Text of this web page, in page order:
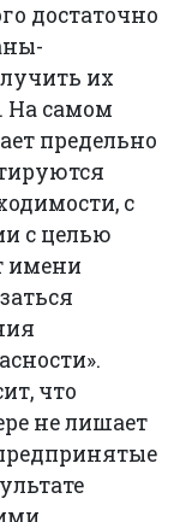
достаточно
их
На самом
предельно
с
с целью
имени
что
не лишает